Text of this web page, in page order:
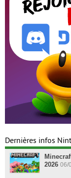
Dernières infos
2026 06/